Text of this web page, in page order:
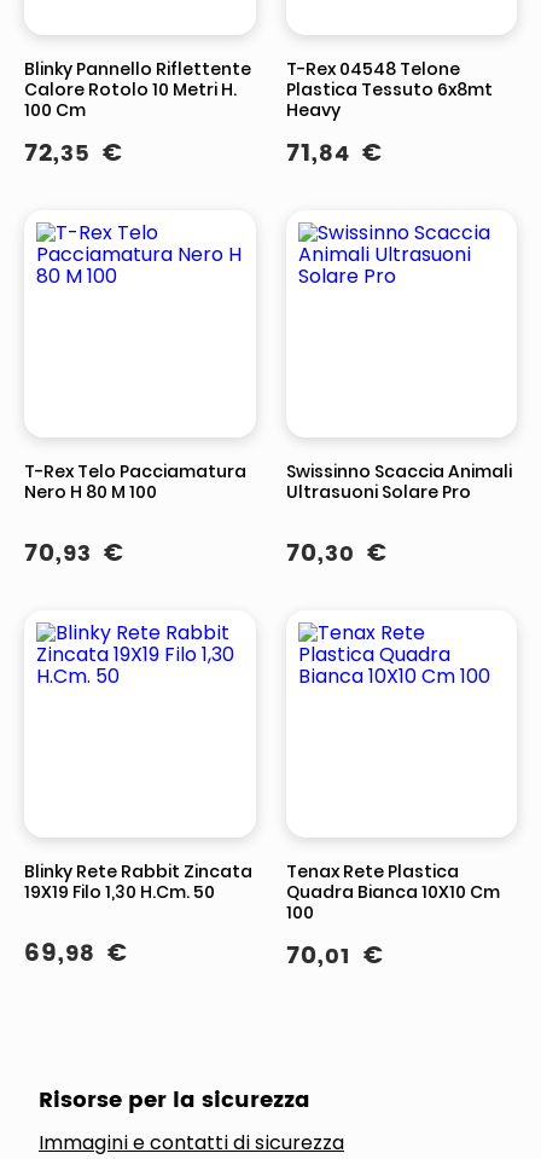
Blinky Pannello Riflettente
Calore Rotolo 10 Metri H.
100 Cm
72,35 €
T-Rex 04548 Telone
Plastica Tessuto 6x8mt
Heavy
71,84 €
T-Rex Telo Pacciamatura
Nero H 80 M 100
70,93 €
Swissinno Scaccia Animali
Ultrasuoni Solare Pro
70,30 €
Blinky Rete Rabbit Zincata
19X19 Filo 1,30 H.Cm. 50
69,98 €
Tenax Rete Plastica
Quadra Bianca 10X10 Cm
100
70,01 €
Risorse per la sicurezza
Immagini e contatti di sicurezza